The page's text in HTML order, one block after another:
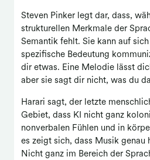
Steven Pinker legt dar, dass,
strukturellen Merkmale der
Semantik fehlt. Sie kann auf
spezifische Bedeutung
dir etwas. Eine Melodie lässt
aber sie sagt dir nicht, was du
Harari sagt, der letzte
Gebiet, dass KI nicht ganz
nonverbalen Fühlen und in
es zeigt sich, dass Musik genau
Nicht ganz im Bereich der